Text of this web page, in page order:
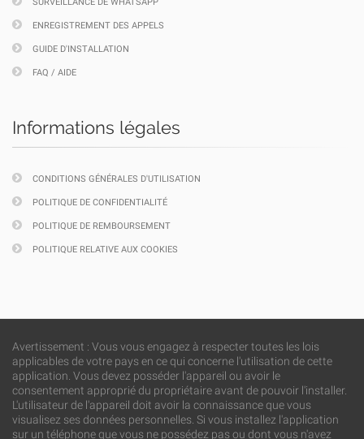
SURVEILLANCE DE WHATSAPP
ENREGISTREMENT DES APPELS
GUIDE D'INSTALLATION
FAQ / AIDE
Informations légales
CONDITIONS GÉNÉRALES D'UTILISATION
POLITIQUE DE CONFIDENTIALITÉ
POLITIQUE DE REMBOURSEMENT
POLITIQUE RELATIVE AUX COOKIES
Avertissement : Vous vous engagez à respecter toutes les lois
applicables de votre pays en ce qui concerne l'utilisation de cette
application. Vous devez posséder l'appareil ou avoir le
consentement approprié du propriétaire avant de pouvoir l'installer.
L'utilisateur de l'appareil doit avoir la connaissance que vous
visualisez ses données personnelles. Si vous installez l'application
sur un téléphone que vous ne possédez pas ou dont vous n'avez